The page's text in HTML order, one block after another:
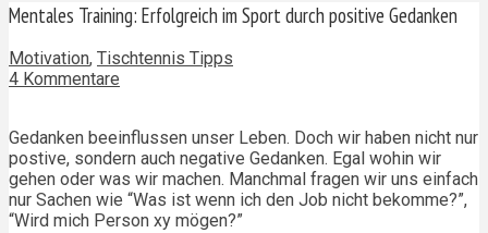
Mentales Training: Erfolgreich im Sport durch positive Gedanken
Motivation, Tischtennis Tipps
4 Kommentare
Gedanken beeinflussen unser Leben. Doch wir haben nicht nur
postive, sondern auch negative Gedanken. Egal wohin wir
gehen oder was wir machen. Manchmal fragen wir uns einfach
nur Sachen wie “Was ist wenn ich den Job nicht bekomme?”,
“Wird mich Person xy mögen?”